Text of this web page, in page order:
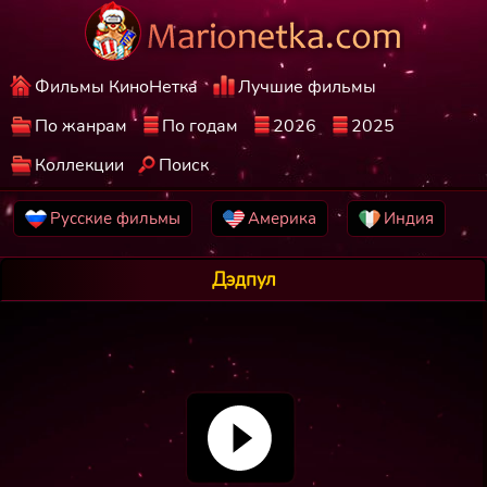
Фильмы КиноНетка
Лучшие фильмы
По жанрам
По годам 2026
2025
Коллекции
Поиск
Русские фильмы Америка Индия
Дэдпул